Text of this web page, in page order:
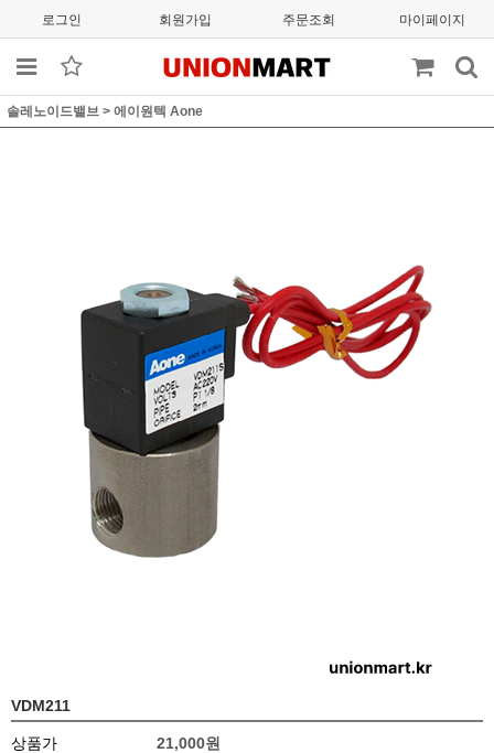
로그인 회원가입 주문조회 마이페이지
솔레노이드밸브 > 에이원텍 Aone
VDM211
상품가 21,000원